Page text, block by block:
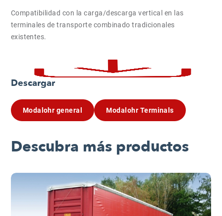
Compatibilidad con la carga/descarga vertical en las
terminales de transporte combinado tradicionales
existentes.
Descargar
Modalohr general Modalohr Terminals
Descubra más productos